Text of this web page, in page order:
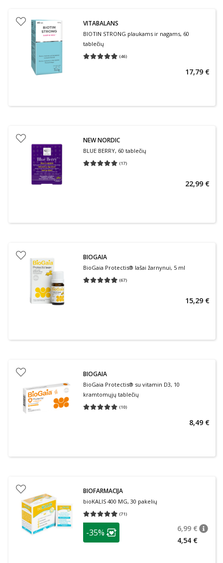
VITABALANS
BIOTIN STRONG plaukams ir nagams, 60
tablečių
(46)
Vidutinis įvertinimas 4.85
17,79 €
NEW NORDIC
BLUE BERRY, 60 tablečių
(17)
Vidutinis įvertinimas 5.00
22,99 €
BIOGAIA
BioGaia Protectis® lašai žarnynui, 5 ml
(67)
Vidutinis įvertinimas 4.99
15,29 €
BIOGAIA
BioGaia Protectis® su vitamin D3, 10
kramtomųjų tablečių
(10)
Vidutinis įvertinimas 5.00
8,49 €
BIOFARMACIJA
bioKALIS 400 MG, 30 pakelių
(71)
Vidutinis įvertinimas 4.92
patarimas
Lojalumo klubo narių nuolaida
-35% 6,99 €
4,54 €